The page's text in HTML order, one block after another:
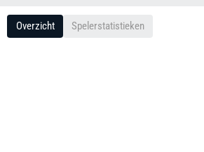
Overzicht Spelerstatistieken